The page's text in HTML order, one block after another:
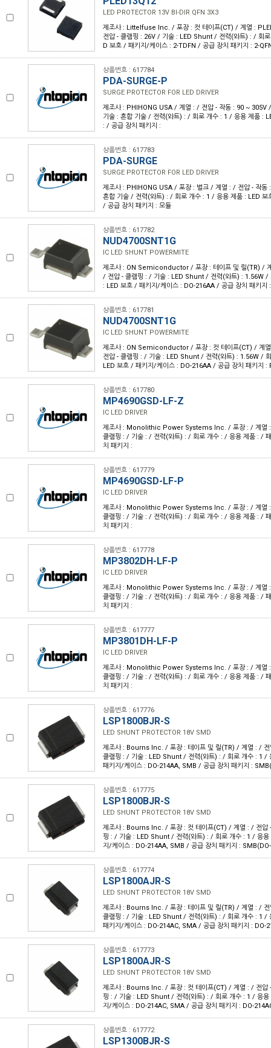
LED PROTECTOR 13V BI-DIR QFN 3X3
제조사 : Littelfuse Inc. / 포장 : 컷 테이프(CT) / 계열 :
전압 - 클램핑 : 26V / 기술 : LED Shunt / 전력(와트) : / 회
D 보호 / 패키지/케이스 : 2-TDFN / 공급 장치 패키지 : 2-
상품번호 : 617784
PDA-SURGE-P
SURGE PROTECTOR FOR LED DRIVER
제조사 : PHIHONG USA / 계열 : / 전압 - 작동 : 90 ~ 305V
기술 : 혼합 기술 / 전력(와트) : / 회로 개수 : 1 / 응용 제품 :
: / 공급 장치 패키지 :
상품번호 : 617783
PDA-SURGE
SURGE PROTECTOR FOR LED DRIVER
제조사 : PHIHONG USA / 포장 : 벌크 / 계열 : / 전압 - 작동
혼합 기술 / 전력(와트) : / 회로 개수 : 1 / 응용 제품 : LED 보
/ 공급 장치 패키지 : 모듈
상품번호 : 617782
NUD4700SNT1G
IC LED SHUNT POWERMITE
제조사 : ON Semiconductor / 포장 : 테이프 및 릴(TR) /
/ 전압 - 클램핑 : / 기술 : LED Shunt / 전력(와트) : 1.56W /
: LED 보호 / 패키지/케이스 : DO-216AA / 공급 장치 패키
상품번호 : 617781
NUD4700SNT1G
IC LED SHUNT POWERMITE
제조사 : ON Semiconductor / 포장 : 컷 테이프(CT) / 계
전압 - 클램핑 : / 기술 : LED Shunt / 전력(와트) : 1.56W /
LED 보호 / 패키지/케이스 : DO-216AA / 공급 장치 패키지
상품번호 : 617780
MP4690GSD-LF-Z
IC LED DRIVER
제조사 : Monolithic Power Systems Inc. / 포장 : / 계열 :
클램핑 : / 기술 : / 전력(와트) : / 회로 개수 : / 응용 제품 : /
치 패키지 :
상품번호 : 617779
MP4690GSD-LF-P
IC LED DRIVER
제조사 : Monolithic Power Systems Inc. / 포장 : / 계열 :
클램핑 : / 기술 : / 전력(와트) : / 회로 개수 : / 응용 제품 : /
치 패키지 :
상품번호 : 617778
MP3802DH-LF-P
IC LED DRIVER
제조사 : Monolithic Power Systems Inc. / 포장 : / 계열 :
클램핑 : / 기술 : / 전력(와트) : / 회로 개수 : / 응용 제품 : /
치 패키지 :
상품번호 : 617777
MP3801DH-LF-P
IC LED DRIVER
제조사 : Monolithic Power Systems Inc. / 포장 : / 계열 :
클램핑 : / 기술 : / 전력(와트) : / 회로 개수 : / 응용 제품 : /
치 패키지 :
상품번호 : 617776
LSP1800BJR-S
LED SHUNT PROTECTOR 18V SMD
제조사 : Bourns Inc. / 포장 : 테이프 및 릴(TR) / 계열 : / 전
클램핑 : / 기술 : LED Shunt / 전력(와트) : / 회로 개수 : 1 /
패키지/케이스 : DO-214AA, SMB / 공급 장치 패키지 :
상품번호 : 617775
LSP1800BJR-S
LED SHUNT PROTECTOR 18V SMD
제조사 : Bourns Inc. / 포장 : 컷 테이프(CT) / 계열 : / 전압
핑 : / 기술 : LED Shunt / 전력(와트) : / 회로 개수 : 1 / 응용
지/케이스 : DO-214AA, SMB / 공급 장치 패키지 :
상품번호 : 617774
LSP1800AJR-S
LED SHUNT PROTECTOR 18V SMD
제조사 : Bourns Inc. / 포장 : 테이프 및 릴(TR) / 계열 : / 전
클램핑 : / 기술 : LED Shunt / 전력(와트) : / 회로 개수 : 1 /
패키지/케이스 : DO-214AC, SMA / 공급 장치 패키지 : DO-
상품번호 : 617773
LSP1800AJR-S
LED SHUNT PROTECTOR 18V SMD
제조사 : Bourns Inc. / 포장 : 컷 테이프(CT) / 계열 : / 전압
핑 : / 기술 : LED Shunt / 전력(와트) : / 회로 개수 : 1 / 응용
지/케이스 : DO-214AC, SMA / 공급 장치 패키지 : DO-
상품번호 : 617772
LSP1300BJR-S